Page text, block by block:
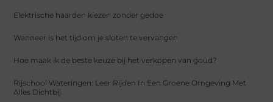
Elektrische haarden kiezen zonder gedoe
Wanneer is het tijd om je sloten te vervangen
Hoe maak ik de beste keuze bij het verkopen van goud?
Rijschool Wateringen: Leer Rijden In Een Groene Omgeving Met
Alles Dichtbij